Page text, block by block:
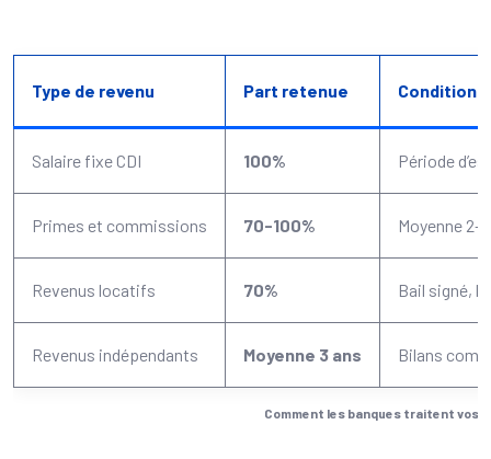
Comment les banques traitent vos
Type de revenu Part retenue Conditions
Salaire fixe CDI 100% Période
Primes et commissions 70-100% Moyenne 2-
Revenus locatifs 70% Bail signé,
Revenus indépendants Moyenne 3 ans Bilans